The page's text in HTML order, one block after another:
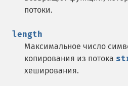
потоки.
length
Максимальное число
копирования из потока
хеширования.